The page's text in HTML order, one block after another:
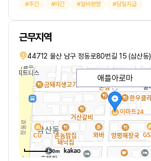
주간 야간 알바환영 당일지급
근무지역
44712 울산 남구 정동로80번길 15 (삼산동)
애플아로마
50m